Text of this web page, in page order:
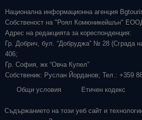
Национална информационна агенция
Собственост на "Роял Комюникейшън"
Адрес на редакцията за кореспонденция:
Гр. Добрич, бул. “Добруджа” № 28 (Сграда
406;
Гр. София, жк “Овча Купел”
Собственик: Руслан Йорданов; Тел.: +359
Общи условия
Етичен кодекс
Съдържанието на този уеб сайт и